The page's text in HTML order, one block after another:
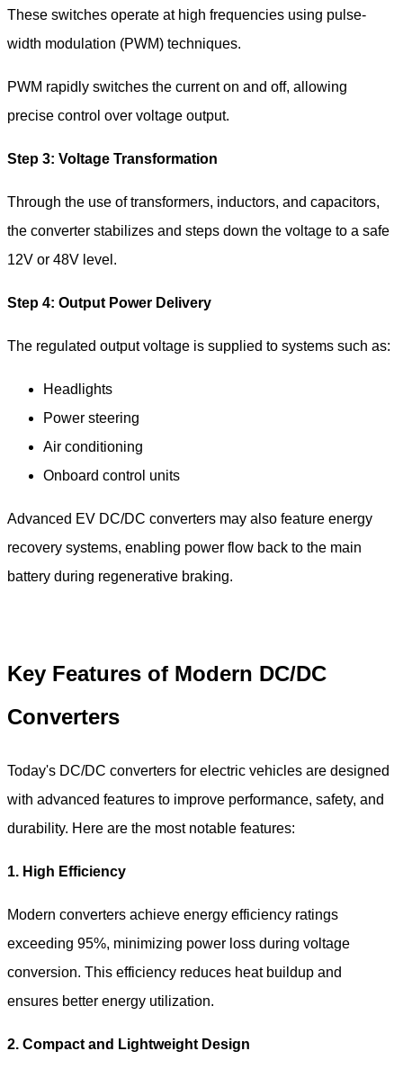
These switches operate at high frequencies using pulse-
width modulation (PWM) techniques.
PWM rapidly switches the current on and off, allowing
precise control over voltage output.
Step 3: Voltage Transformation
Through the use of transformers, inductors, and capacitors,
the converter stabilizes and steps down the voltage to a safe
12V or 48V level.
Step 4: Output Power Delivery
The regulated output voltage is supplied to systems such as:
Headlights
Power steering
Air conditioning
Onboard control units
Advanced EV DC/DC converters may also feature energy
recovery systems, enabling power flow back to the main
battery during regenerative braking.
Key Features of Modern DC/DC
Converters
Today's DC/DC converters for electric vehicles are designed
with advanced features to improve performance, safety, and
durability. Here are the most notable features:
1. High Efficiency
Modern converters achieve energy efficiency ratings
exceeding 95%, minimizing power loss during voltage
conversion. This efficiency reduces heat buildup and
ensures better energy utilization.
2. Compact and Lightweight Design